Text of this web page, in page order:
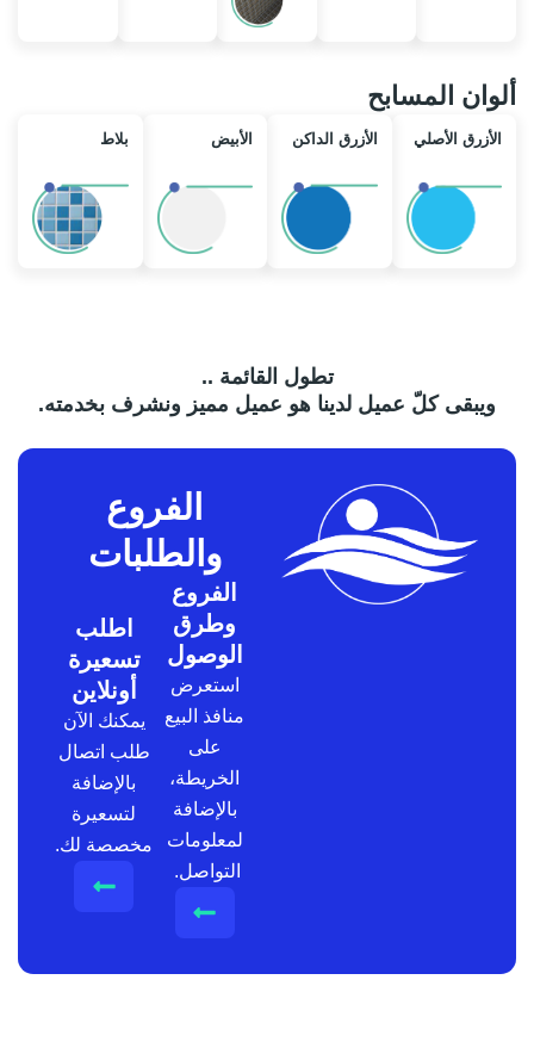
ألوان المسابح
الأزرق الأصلي الأزرق الداكن الأبيض بلاط
تطول القائمة ..
ويبقى كلّ عميل لدينا هو عميل مميز ونشرف بخدمته.
الفروع
والطلبات
الفروع
وطرق
الوصول
استعرض
منافذ البيع
على
الخريطة،
بالإضافة
لمعلومات
التواصل.
اطلب
تسعيرة
أونلاين
يمكنك الآن
طلب اتصال
بالإضافة
لتسعيرة
مخصصة لك.